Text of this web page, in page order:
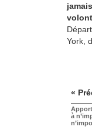
York,
«
à